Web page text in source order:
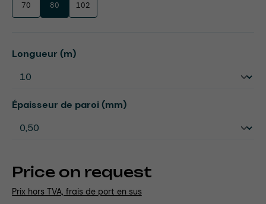
Price on request
Prix hors TVA, frais de port en sus
70 80 102
Select
Longueur (m)
Select
Épaisseur de paroi (mm)